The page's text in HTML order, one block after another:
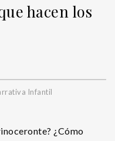
hacen los
Infantil
¿Cómo